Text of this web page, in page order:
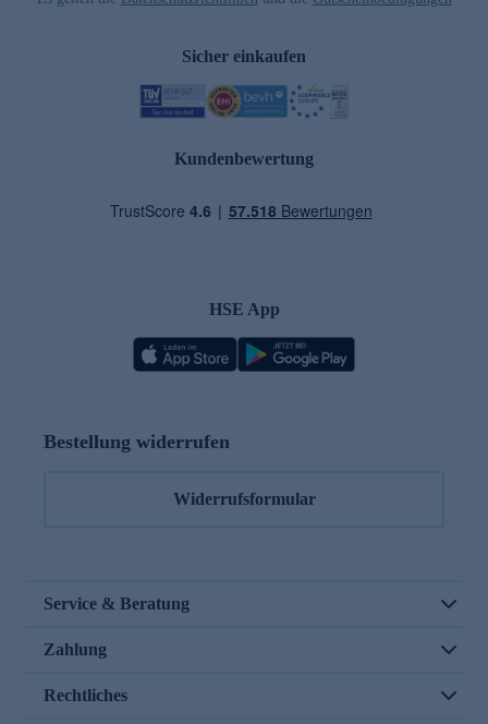
Sicher einkaufen
Kundenbewertung
HSE App
Bestellung widerrufen
Widerrufsformular
Service & Beratung
Zahlung
Rechtliches